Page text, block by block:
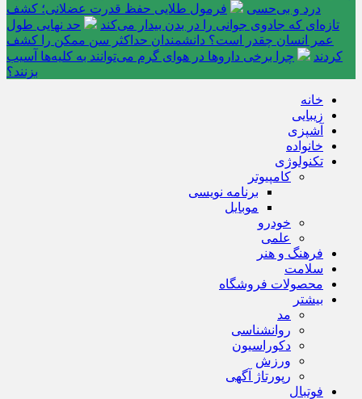
درد و بی‌حسی
فرمول طلایی حفظ قدرت عضلانی؛ کشف
تازه‌ای که جادوی جوانی را در بدن بیدار می‌کند
حد نهایی طول
عمر انسان چقدر است؟ دانشمندان حداکثر سن ممکن را کشف
کردند
چرا برخی داروها در هوای گرم می‌توانند به کلیه‌ها آسیب
بزنند؟
خانه
زیبایی
آشپزی
خانواده
تکنولوژی
کامپیوتر
برنامه نویسی
موبایل
خودرو
علمی
فرهنگ و هنر
سلامت
محصولات فروشگاه
بیشتر
مد
روانشناسی
دکوراسیون
ورزش
رپورتاژ آگهی
فوتبال